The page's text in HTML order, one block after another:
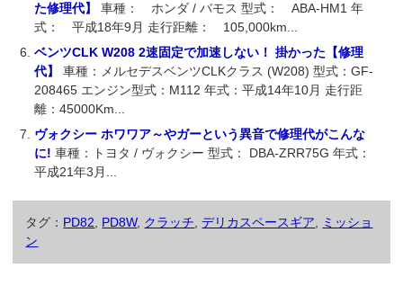
た修理代】車種： ホンダ / バモス 型式： ABA-HM1 年
式： 平成18年9月 走行距離： 105,000km...
ベンツCLK W208 2速固定で加速しない！ 掛かった【修理
代】車種：メルセデスベンツCLKクラス (W208) 型式：GF-
208465 エンジン型式：M112 年式：平成14年10月 走行距
離：45000Km...
ヴォクシー ホワワア～やガーという異音で修理代がこんな
に!車種：トヨタ / ヴォクシー 型式： DBA-ZRR75G 年式：
平成21年3月...
タグ： PD82, PD8W, クラッチ,デリカスペースギア, ミッショ
ン